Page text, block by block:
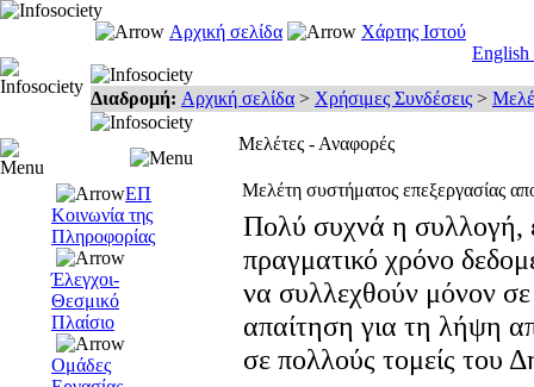
Αρχική σελίδα
Χάρτης Ιστού
English
Διαδρομή: Αρχική σελίδα > Χρήσιμες Συνδέσεις >
ΕΠ
Κοινωνία της
Πληροφορίας
Έλεγχοι-
Θεσμικό
Πλαίσιο
Ομάδες
Μελέτες - Αναφορές
Μελέτη συστήματος επεξεργασίας
Πολύ συχνά η συλλογή,
πραγματικό χρόνο
να συλλεχθούν μόνον
απαίτηση για τη λήψη
σε πολλούς τομείς του